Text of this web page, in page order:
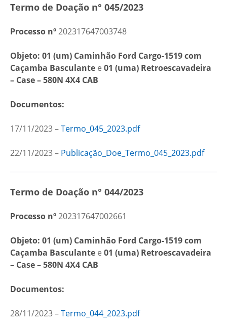
Termo de Doação n° 045/2023
Processo nº202317647003748
Objeto: 01 (um) Caminhão Ford Cargo-1519 com
Caçamba Basculante e 01 (uma) Retroescavadeira
– Case – 580N 4X4 CAB
Documentos:
17/11/2023 –Termo_045_2023.pdf
22/11/2023 – Publicação_Doe_Termo_045_2023.pdf
Termo de Doação n° 044/2023
Processo nº202317647002661
Objeto: 01 (um) Caminhão Ford Cargo-1519 com
Caçamba Basculante e 01 (uma) Retroescavadeira
– Case – 580N 4X4 CAB
Documentos:
28/11/2023 –Termo_044_2023.pdf